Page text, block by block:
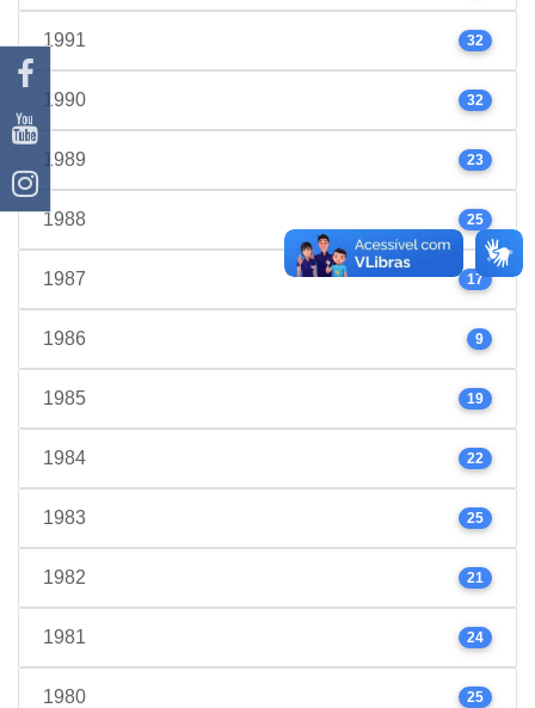
1991 32
1990 32
1989 23
1988 25
1987 17
1986 9
1985 19
1984 22
1983 25
1982 21
1981 24
1980 25